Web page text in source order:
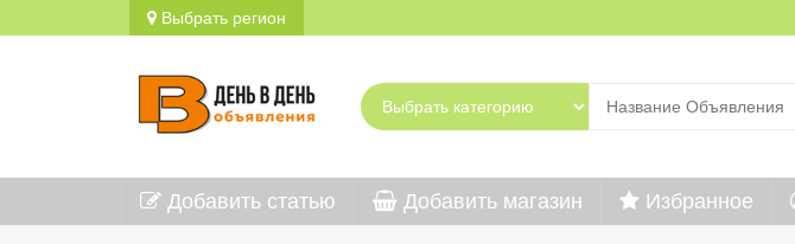
Выбрать регион
Добавить статью Добавить магазин Избранное